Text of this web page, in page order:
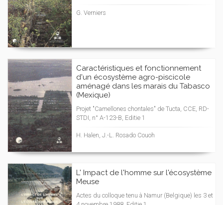
G. Verniers
Caractéristiques et fonctionnement
d'un écosystème agro-piscicole
aménagé dans les marais du Tabasco
(Mexique)
Projet "Camellones chontales" de Tucta, CCE, RD-
STDI, n° A-123-B, Editie 1
H. Halen, J.-L. Rosado Couoh
L' Impact de l'homme sur l'écosystème
Meuse
Actes du colloque tenu à Namur (Belgique) les 3 et